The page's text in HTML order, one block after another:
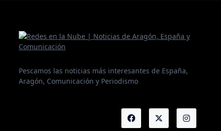
Pescamos las noticias más interesantes de España,
Aragón, Comunicación y Periodismo